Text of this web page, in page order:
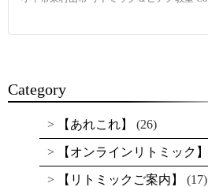
Category
【あれこれ】 (26)
【オンラインリトミック】
【リトミックご案内】 (17)